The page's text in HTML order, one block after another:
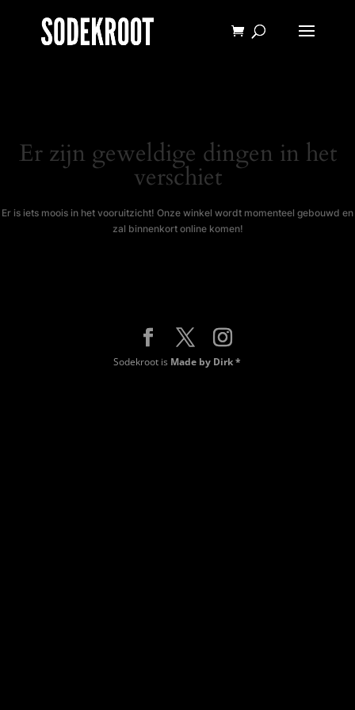
Er zijn geweldige dingen in het
verschiet
Er is iets moois in het vooruitzicht! Onze winkel wordt momenteel gebouwd en
zal binnenkort online komen!
Sodekroot is Made by Dirk *